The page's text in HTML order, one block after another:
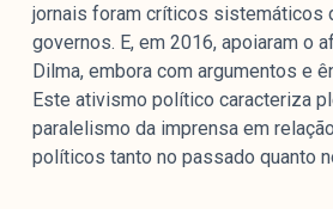
jornais foram críticos sistemáticos
governos. E, em 2016, apoiaram o
Dilma, embora com argumentos e
Este ativismo político caracteriza
paralelismo da imprensa em
políticos tanto no passado quanto